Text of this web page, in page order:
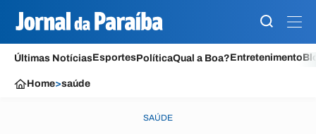
Últimas NotíciasEsportesPolíticaQual a Boa?Entretenimento
Home>saúde
SAÚDE